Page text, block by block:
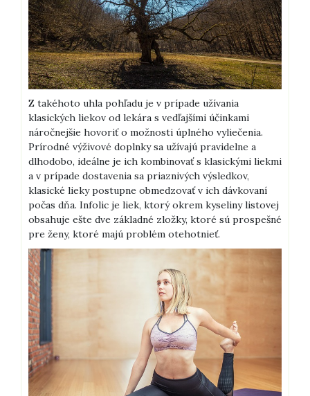
Z takéhoto uhla pohľadu je v prípade užívania
klasických liekov od lekára s vedľajšími účinkami
náročnejšie hovoriť o možnosti úplného vyliečenia.
Prírodné výživové doplnky sa užívajú pravidelne a
dlhodobo, ideálne je ich kombinovať s klasickými liekmi
a v prípade dostavenia sa priaznivých výsledkov,
klasické lieky postupne obmedzovať v ich dávkovaní
počas dňa. Infolic je liek, ktorý okrem kyseliny listovej
obsahuje ešte dve základné zložky, ktoré sú prospešné
pre ženy, ktoré majú problém otehotnieť.